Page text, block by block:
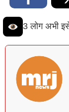
3 लोग अभी